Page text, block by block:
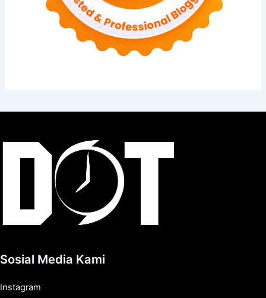
Sosial Media Kami
Instagram